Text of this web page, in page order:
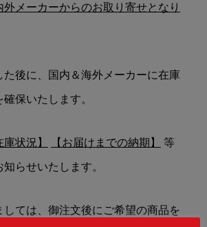
外メーカーからのお取り寄せとなり
た後に、国内＆海外メーカーに在庫
保いたします。
庫状況】 【お届けまでの納期】 等
らせいたします。
ては、御注文後にご希望の商品を